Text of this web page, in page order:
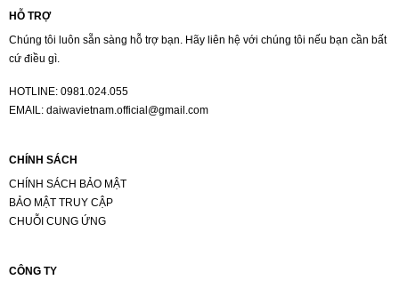
HỖ TRỢ
Chúng tôi luôn sẵn sàng hỗ trợ bạn. Hãy liên hệ với chúng tôi nếu bạn cần bất
cứ điều gì.
HOTLINE: 0981.024.055
EMAIL: daiwavietnam.official@gmail.com
CHÍNH SÁCH
CHÍNH SÁCH BẢO MẬT
BẢO MẬT TRUY CẬP
CHUỖI CUNG ỨNG
CÔNG TY